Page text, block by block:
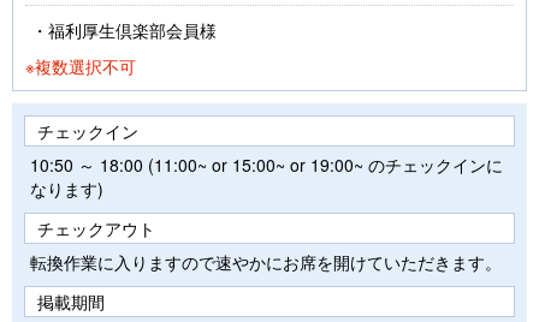
福利厚生倶楽部会員様
※複数選択不可
チェックイン
10:50 ～ 18:00 (11:00~ or 15:00~ or 19:00~ のチェックインに
なります)
チェックアウト
転換作業に入りますので速やかにお席を開けていただきます。
掲載期間